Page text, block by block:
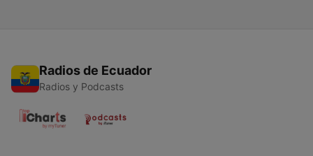
Radios de Ecuador
Radios y Podcasts